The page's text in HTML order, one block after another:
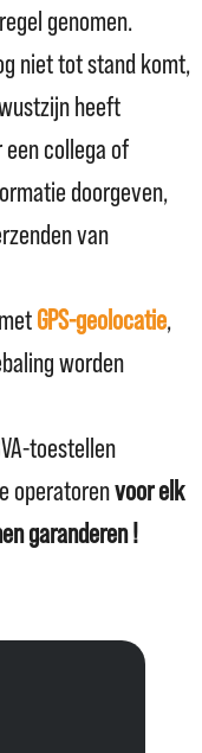
genomen.
niet tot stand komt,
heeft
collega of
doorgeven,
van
GPS-geolocatie,
worden
toestellen
operatorenvoor elk
garanderen !